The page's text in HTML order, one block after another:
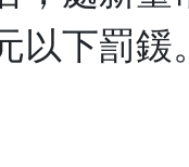
以下罰鍰